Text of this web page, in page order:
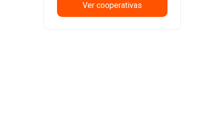
Ver cooperativas